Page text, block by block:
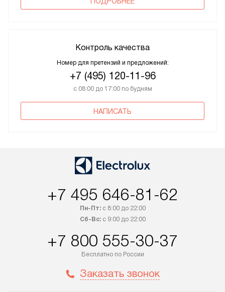
Контроль качества
Номер для претензий и предложений:
+7 (495) 120-11-96
с 08:00 до 17:00 по будням
НАПИСАТЬ
+7 495 646-81-62
Пн-Пт:с 8:00 до 22:00
Сб-Вс:с 9:00 до 22:00
+7 800 555-30-37
Бесплатно по России
Заказать звонок